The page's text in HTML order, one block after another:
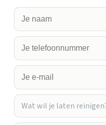
Wat wil je laten